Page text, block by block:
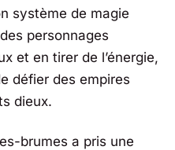
système de magie
personnages
et en tirer de l’énergie,
défier des empires
dieux.
brumes a pris une